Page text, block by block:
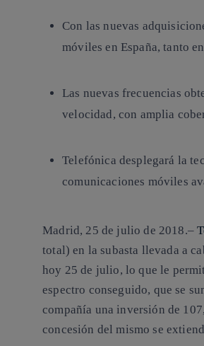
Con las nuevas
móviles en España, tanto
Las nuevas frecuencias
velocidad, con amplia
Telefónica desplegará la
comunicaciones móviles
Madrid, 25 de julio de 2018.–
total) en la subasta llevada a
hoy 25 de julio, lo que le
espectro conseguido, que se
compañía una inversión de
concesión del mismo se